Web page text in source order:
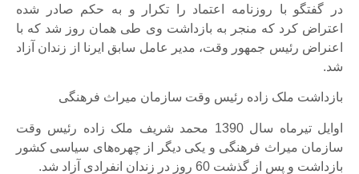
در گفتگو با روزنامه اعتماد را تکرار و به حکم صادر شده
اعتراض کرد که منجر به بازداشت وی طی همان روز شد که با
اعنراض رئیس جمهور وقت، مدیر عامل سابق ایرنا از زندان آزاد
شد.
بازداشت ملک زاده رئیس وقت سازمان میراث فرهنگی
اوایل تیرماه سال 1390 محمد شریف ملک زاده رئیس وقت
سازمان میراث فرهنگی و یکی دیگر از چهره‌های سیاسی کشور
بازداشت و پس از گذشت 60 روز در زندان انفرادی آزاد شد.